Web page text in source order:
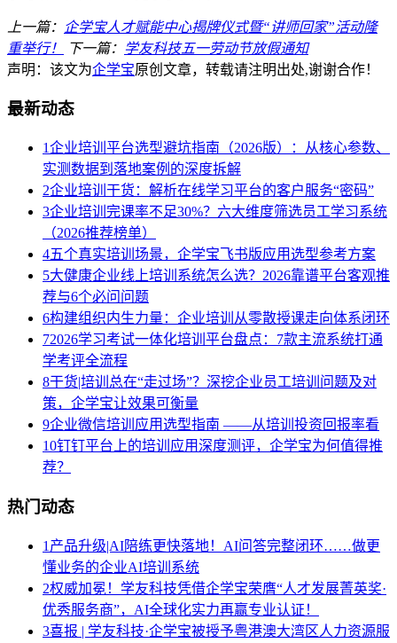
上一篇： 企学宝人才赋能中心揭牌仪式暨“讲师回家”活动隆
重举行！
下一篇： 学友科技五一劳动节放假通知
声明：该文为企学宝原创文章，转载请注明出处,谢谢合作！
最新动态
1企业培训平台选型避坑指南（2026版）：从核心参数、
实测数据到落地案例的深度拆解
2企业培训干货：解析在线学习平台的客户服务“密码”
3企业培训完课率不足30%？六大维度筛选员工学习系统
（2026推荐榜单）
4五个真实培训场景，企学宝飞书版应用选型参考方案
5大健康企业线上培训系统怎么选？2026靠谱平台客观推
荐与6个必问问题
6构建组织内生力量：企业培训从零散授课走向体系闭环
72026学习考试一体化培训平台盘点：7款主流系统打通
学考评全流程
8干货|培训总在“走过场”？深挖企业员工培训问题及对
策，企学宝让效果可衡量
9企业微信培训应用选型指南 ——从培训投资回报率看
10钉钉平台上的培训应用深度测评，企学宝为何值得推
荐？
热门动态
1 产品升级|AI陪练更快落地！AI问答完整闭环……做更
懂业务的企业AI培训系统
2权威加冕！学友科技凭借企学宝荣膺“人才发展菁英奖·
优秀服务商”，AI全球化实力再赢专业认证！
3喜报 | 学友科技·企学宝被授予粤港澳大湾区人力资源服